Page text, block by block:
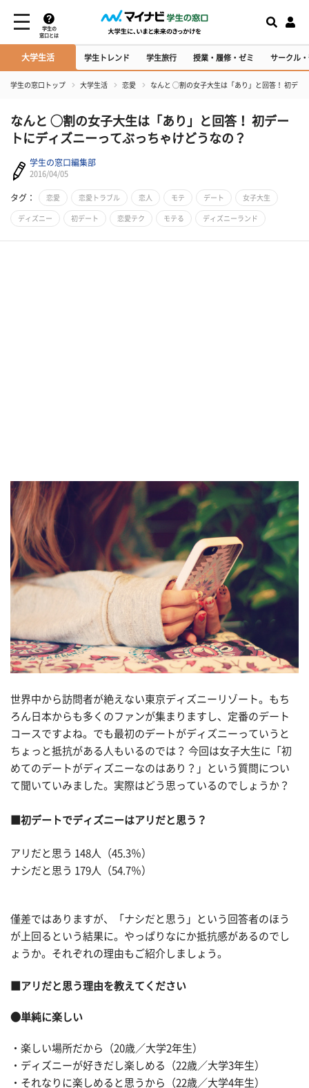
学生の
窓口とは
大学生活 学生トレンド 学生旅行 授業・履修・ゼミ サークル
学生の窓口トップ 大学生活 恋愛 なんと ◯割の女子大生は「あり」と回答！ 初デー
なんと ◯割の女子大生は「あり」と回答！ 初デー
トにディズニーってぶっちゃけどうなの？
学生の窓口編集部
2016/04/05
タグ： 恋愛 恋愛トラブル 恋人 モテ デート 女子大生
ディズニー 初デート 恋愛テク モテる ディズニーランド
世界中から訪問者が絶えない東京ディズニーリゾート。もち
ろん日本からも多くのファンが集まりますし、定番のデート
コースですよね。でも最初のデートがディズニーっていうと
ちょっと抵抗がある人もいるのでは？ 今回は女子大生に「初
めてのデートがディズニーなのはあり？」という質問につい
て聞いていみました。実際はどう思っているのでしょうか？
■初デートでディズニーはアリだと思う？
アリだと思う 148人（45.3％）
ナシだと思う 179人（54.7％）
僅差ではありますが、「ナシだと思う」という回答者のほう
が上回るという結果に。やっぱりなにか抵抗感があるのでし
ょうか。それぞれの理由もご紹介しましょう。
■アリだと思う理由を教えてください
●単純に楽しい
・楽しい場所だから（20歳／大学2年生）
・ディズニーが好きだし楽しめる（22歳／大学3年生）
・それなりに楽しめると思うから（22歳／大学4年生）